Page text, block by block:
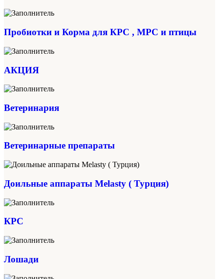
Пробиотки и Корма для КРС , МРС и птицы
АКЦИЯ
Ветеринария
Ветеринарные препараты
Доильные аппараты Melasty ( Турция)
КРС
Лошади